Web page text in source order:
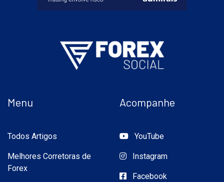
Menu
Todos Artigos
Melhores Corretoras de
Forex
Acompanhe
YouTube
Instagram
Facebook